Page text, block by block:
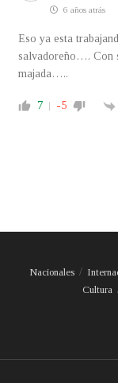
6 años atrás
Eso ya esta
salvadoreño…. Con
majada…..
7 -5
Nacionales
Cultura